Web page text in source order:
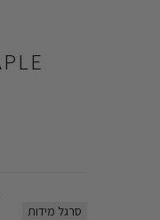
סרגל מידות